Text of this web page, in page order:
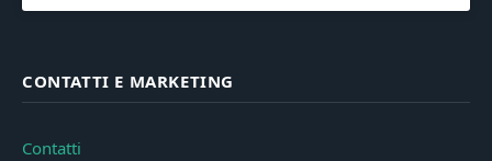
CONTATTI E MARKETING
Contatti